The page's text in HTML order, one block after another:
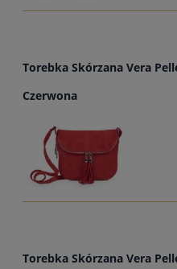
Torebka Skórzana Vera
Czerwona
Torebka Skórzana Vera